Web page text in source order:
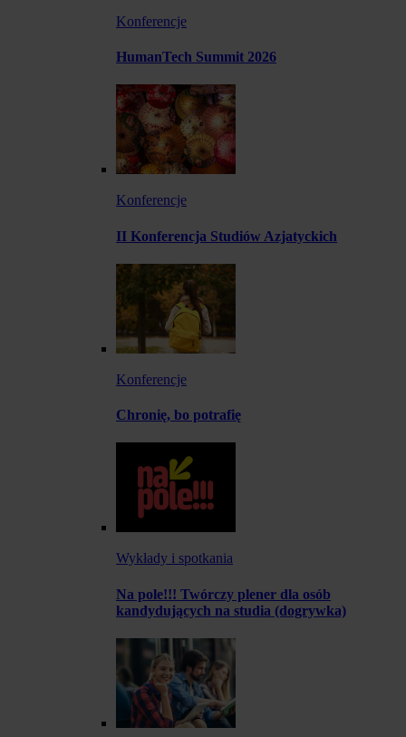
Konferencje
HumanTech Summit 2026
Konferencje
II Konferencja Studiów Azjatyckich
Konferencje
Chronię, bo potrafię
Wykłady i spotkania
Na pole!!! Twórczy plener dla osób
kandydujących na studia (dogrywka)